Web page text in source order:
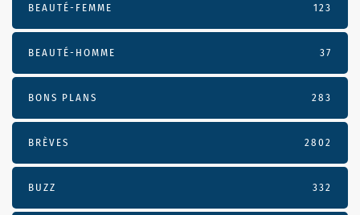
BEAUTÉ-FEMME 123
BEAUTÉ-HOMME 37
BONS PLANS 283
BRÈVES 2802
BUZZ 332